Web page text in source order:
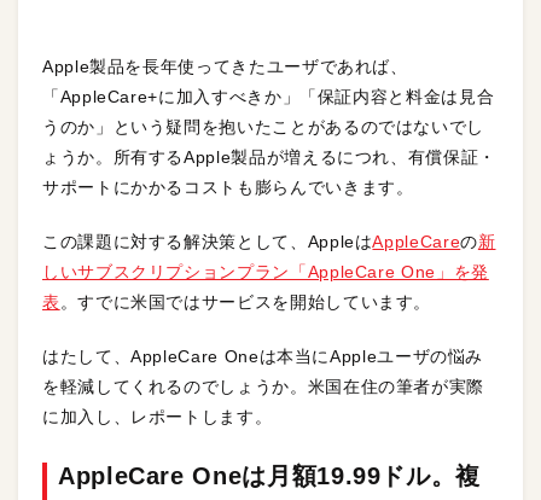
Apple製品を長年使ってきたユーザであれば、
「AppleCare+に加入すべきか」「保証内容と料金は見合
うのか」という疑問を抱いたことがあるのではないでし
ょうか。所有するApple製品が増えるにつれ、有償保証・
サポートにかかるコストも膨らんでいきます。
この課題に対する解決策として、AppleはAppleCareの新
しいサブスクリプションプラン「AppleCare One」を発
表 。すでに米国ではサービスを開始しています。
はたして、AppleCare Oneは本当にAppleユーザの悩み
を軽減してくれるのでしょうか。米国在住の筆者が実際
に加入し、レポートします。
AppleCare Oneは月額19.99ドル。複